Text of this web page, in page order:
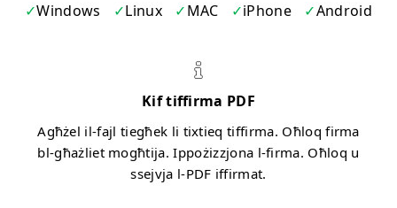
Windows Linux MAC iPhone Android
Kif tiffirma PDF
Agħżel il-fajl tiegħek li tixtieq tiffirma. Oħloq firma
bl-għażliet mogħtija. Ippożizzjona l-firma. Oħloq u
ssejvja l-PDF iffirmat.